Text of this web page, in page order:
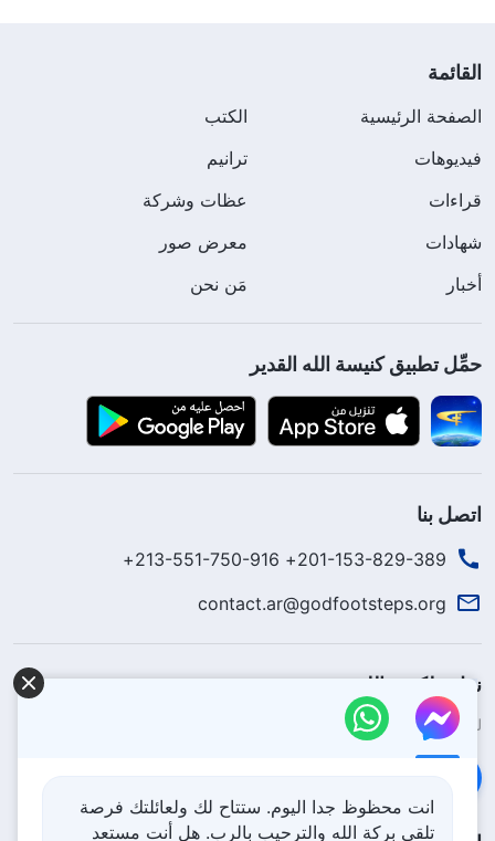
القائمة
الصفحة الرئيسية
الكتب
فيديوهات
ترانيم
قراءات
عظات وشركة
شهادات
معرض صور
أخبار
مَن نحن
حمِّل تطبيق كنيسة الله القدير
اتصل بنا
201-153-829-389+ 213-551-750-916+
contact.ar@godfootsteps.org
نزل ملكوت الله.
لقد نزلت المملكة بالفعل إلى الأرض! هل تريد دخوله؟
انت محظوظ جدا اليوم. ستتاح لك ولعائلتك فرصة
تلقي بركة الله والترحيب بالرب. هل أنت مستعد